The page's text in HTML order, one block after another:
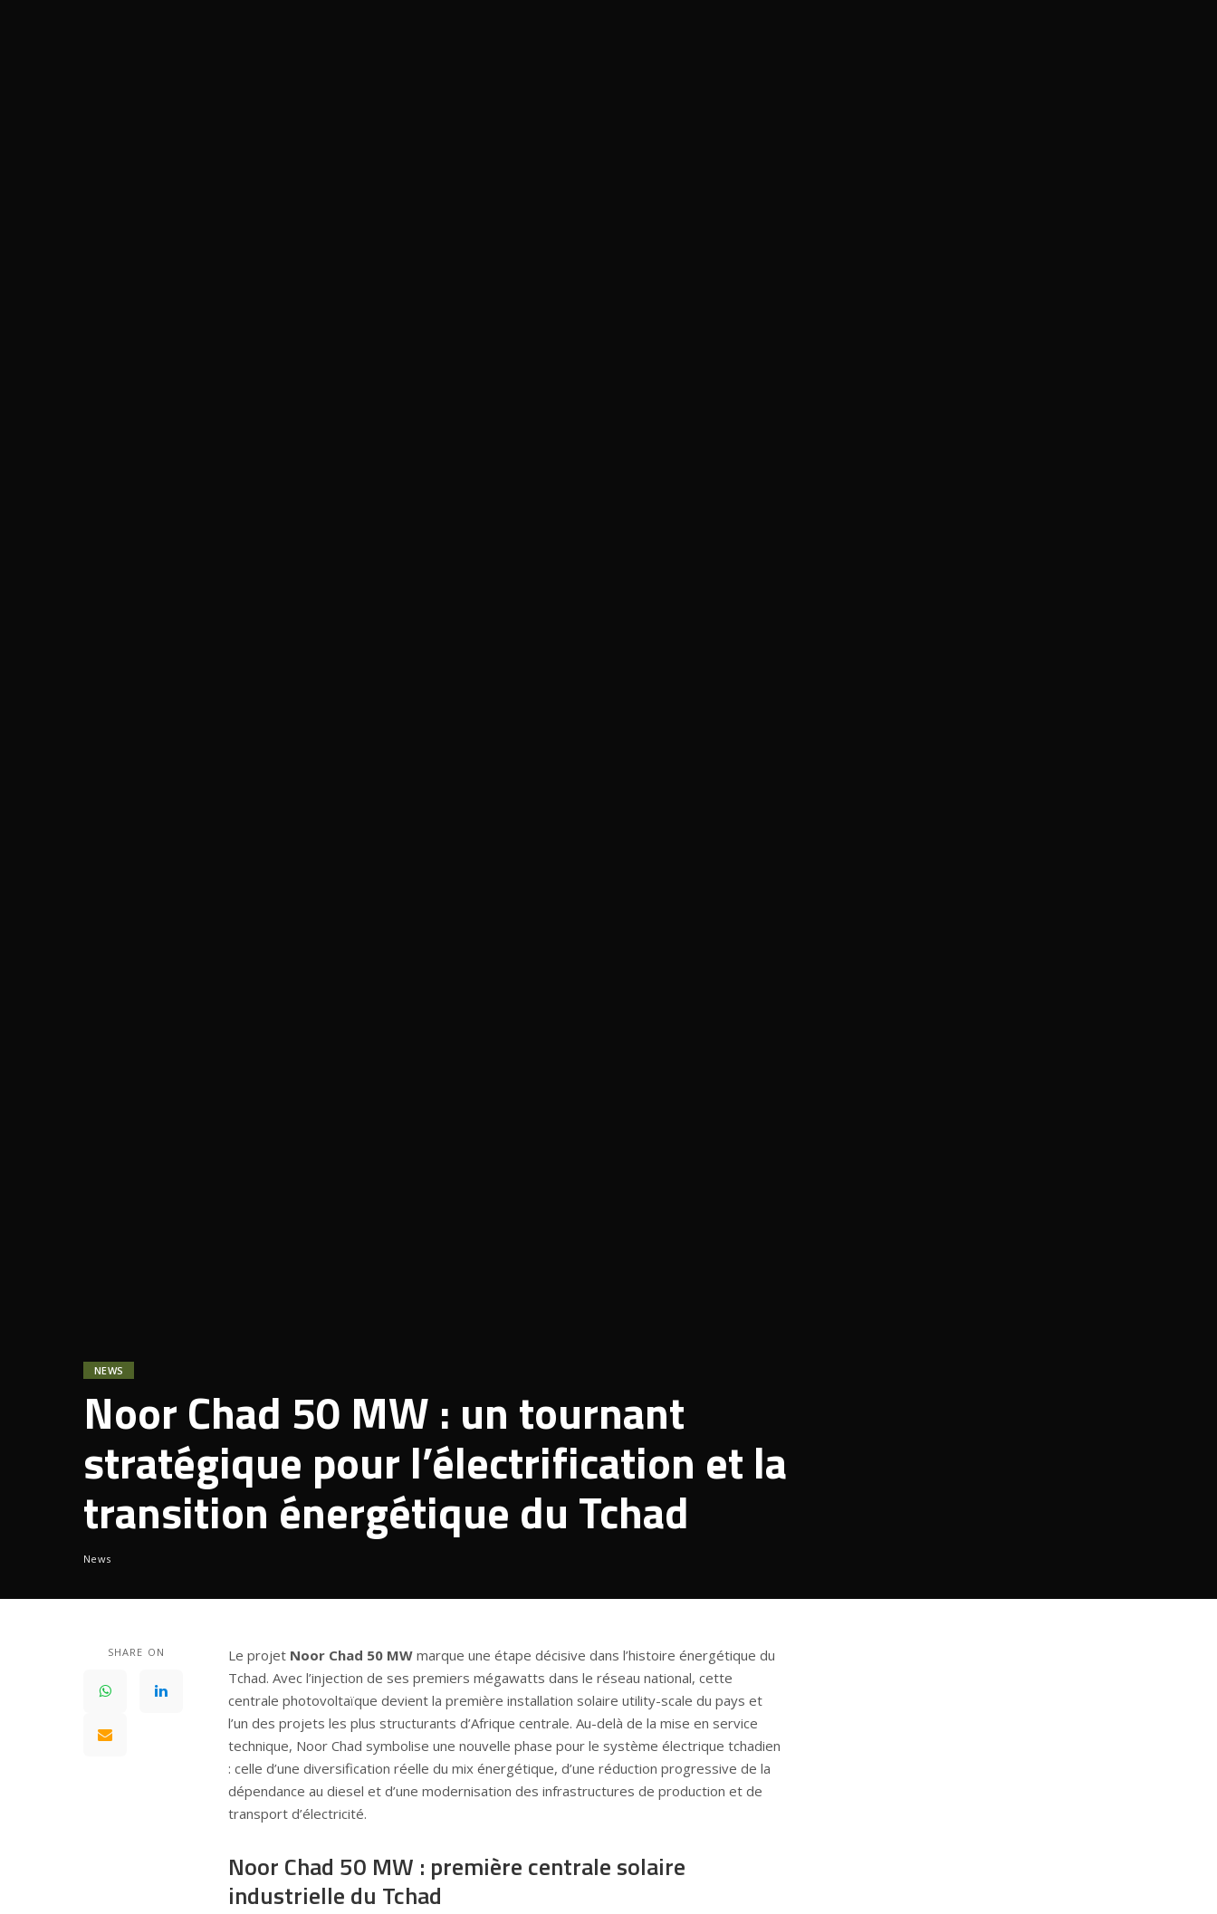
NEWS
Noor Chad 50 MW : un tournant
stratégique pour l’électrification et la
transition énergétique du Tchad
News
SHARE ON Le projet Noor Chad 50 MW marque une étape décisive dans l’histoire énergétique du
Tchad. Avec l’injection de ses premiers mégawatts dans le réseau national, cette
centrale photovoltaïque devient la première installation solaire utility-scale du pays et
l’un des projets les plus structurants d’Afrique centrale. Au-delà de la mise en service
technique, Noor Chad symbolise une nouvelle phase pour le système électrique tchadien
: celle d’une diversification réelle du mix énergétique, d’une réduction progressive de la
dépendance au diesel et d’une modernisation des infrastructures de production et de
transport d’électricité.
Noor Chad 50 MW : première centrale solaire
industrielle du Tchad